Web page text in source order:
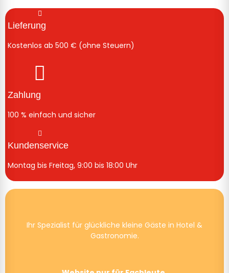
Lieferung
Kostenlos ab 500 € (ohne Steuern)
Zahlung
100 % einfach und sicher
Kundenservice
Montag bis Freitag, 9:00 bis 18:00 Uhr
Ihr Spezialist für glückliche kleine Gäste in Hotel &
Gastronomie.